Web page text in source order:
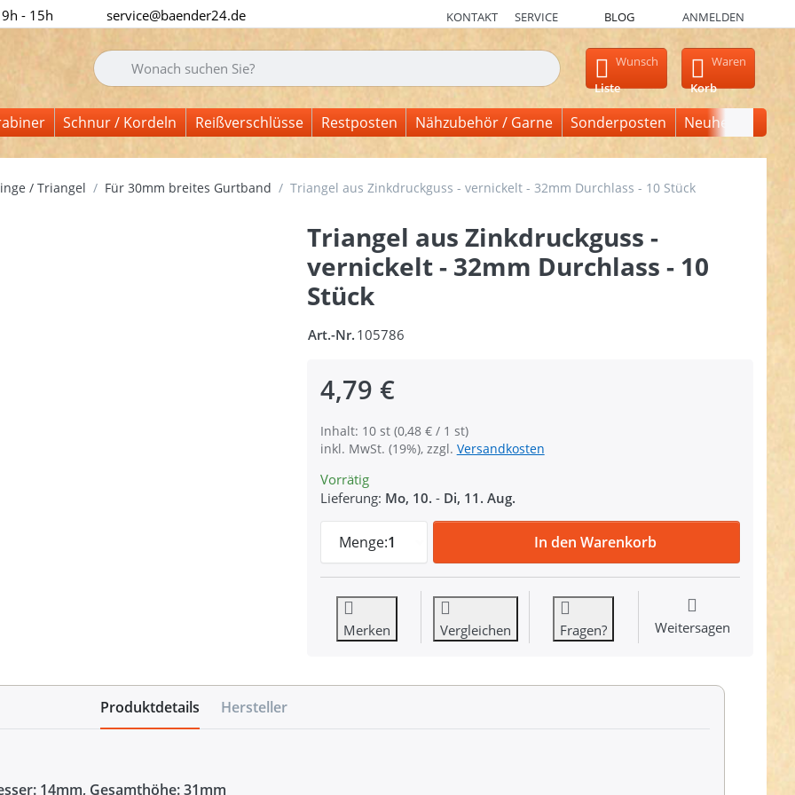
- 15h service@baender24.de KONTAKT SERVICE BLOG ANMELDEN
Geben Sie einen Suchbegriff ein. Während Sie tippen, erscheinen automatisch erste Ergebnisse. Drücken Sie die
Wunsch
Liste
Waren
Korb
Schnur / Kordeln Reißverschlüsse Restposten Nähzubehör / Garne Sonderposten Neuheiten
/ Triangel Für 30mm breites Gurtband Triangel aus Zinkdruckguss - vernickelt - 32mm Durchlass - 10 Stück
Triangel aus Zinkdruckguss -
vernickelt - 32mm Durchlass - 10
Stück
Art.-Nr. 105786
4,79 €
Inhalt: 10 st (0,48 € / 1 st)
inkl. MwSt. (19%), zzgl. Versandkosten
Vorrätig
Lieferung: Mo, 10. - Di, 11. Aug.
Menge:1
Triangel aus Zinkdruckguss - vernickelt - 32mm Durchlass
In den Warenkorb
Merken Vergleichen Fragen? Weitersagen
Produktdetails Hersteller
14mm, Gesamthöhe: 31mm